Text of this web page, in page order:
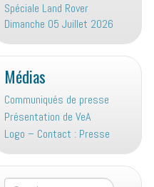
Spéciale Land Rover
Dimanche 05 Juillet 2026
Médias
Communiqués de presse
Présentation de VeA
Logo – Contact : Presse